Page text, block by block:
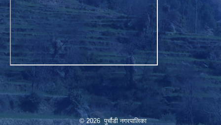
© 2026 पुर्चौडी नगरपालिका